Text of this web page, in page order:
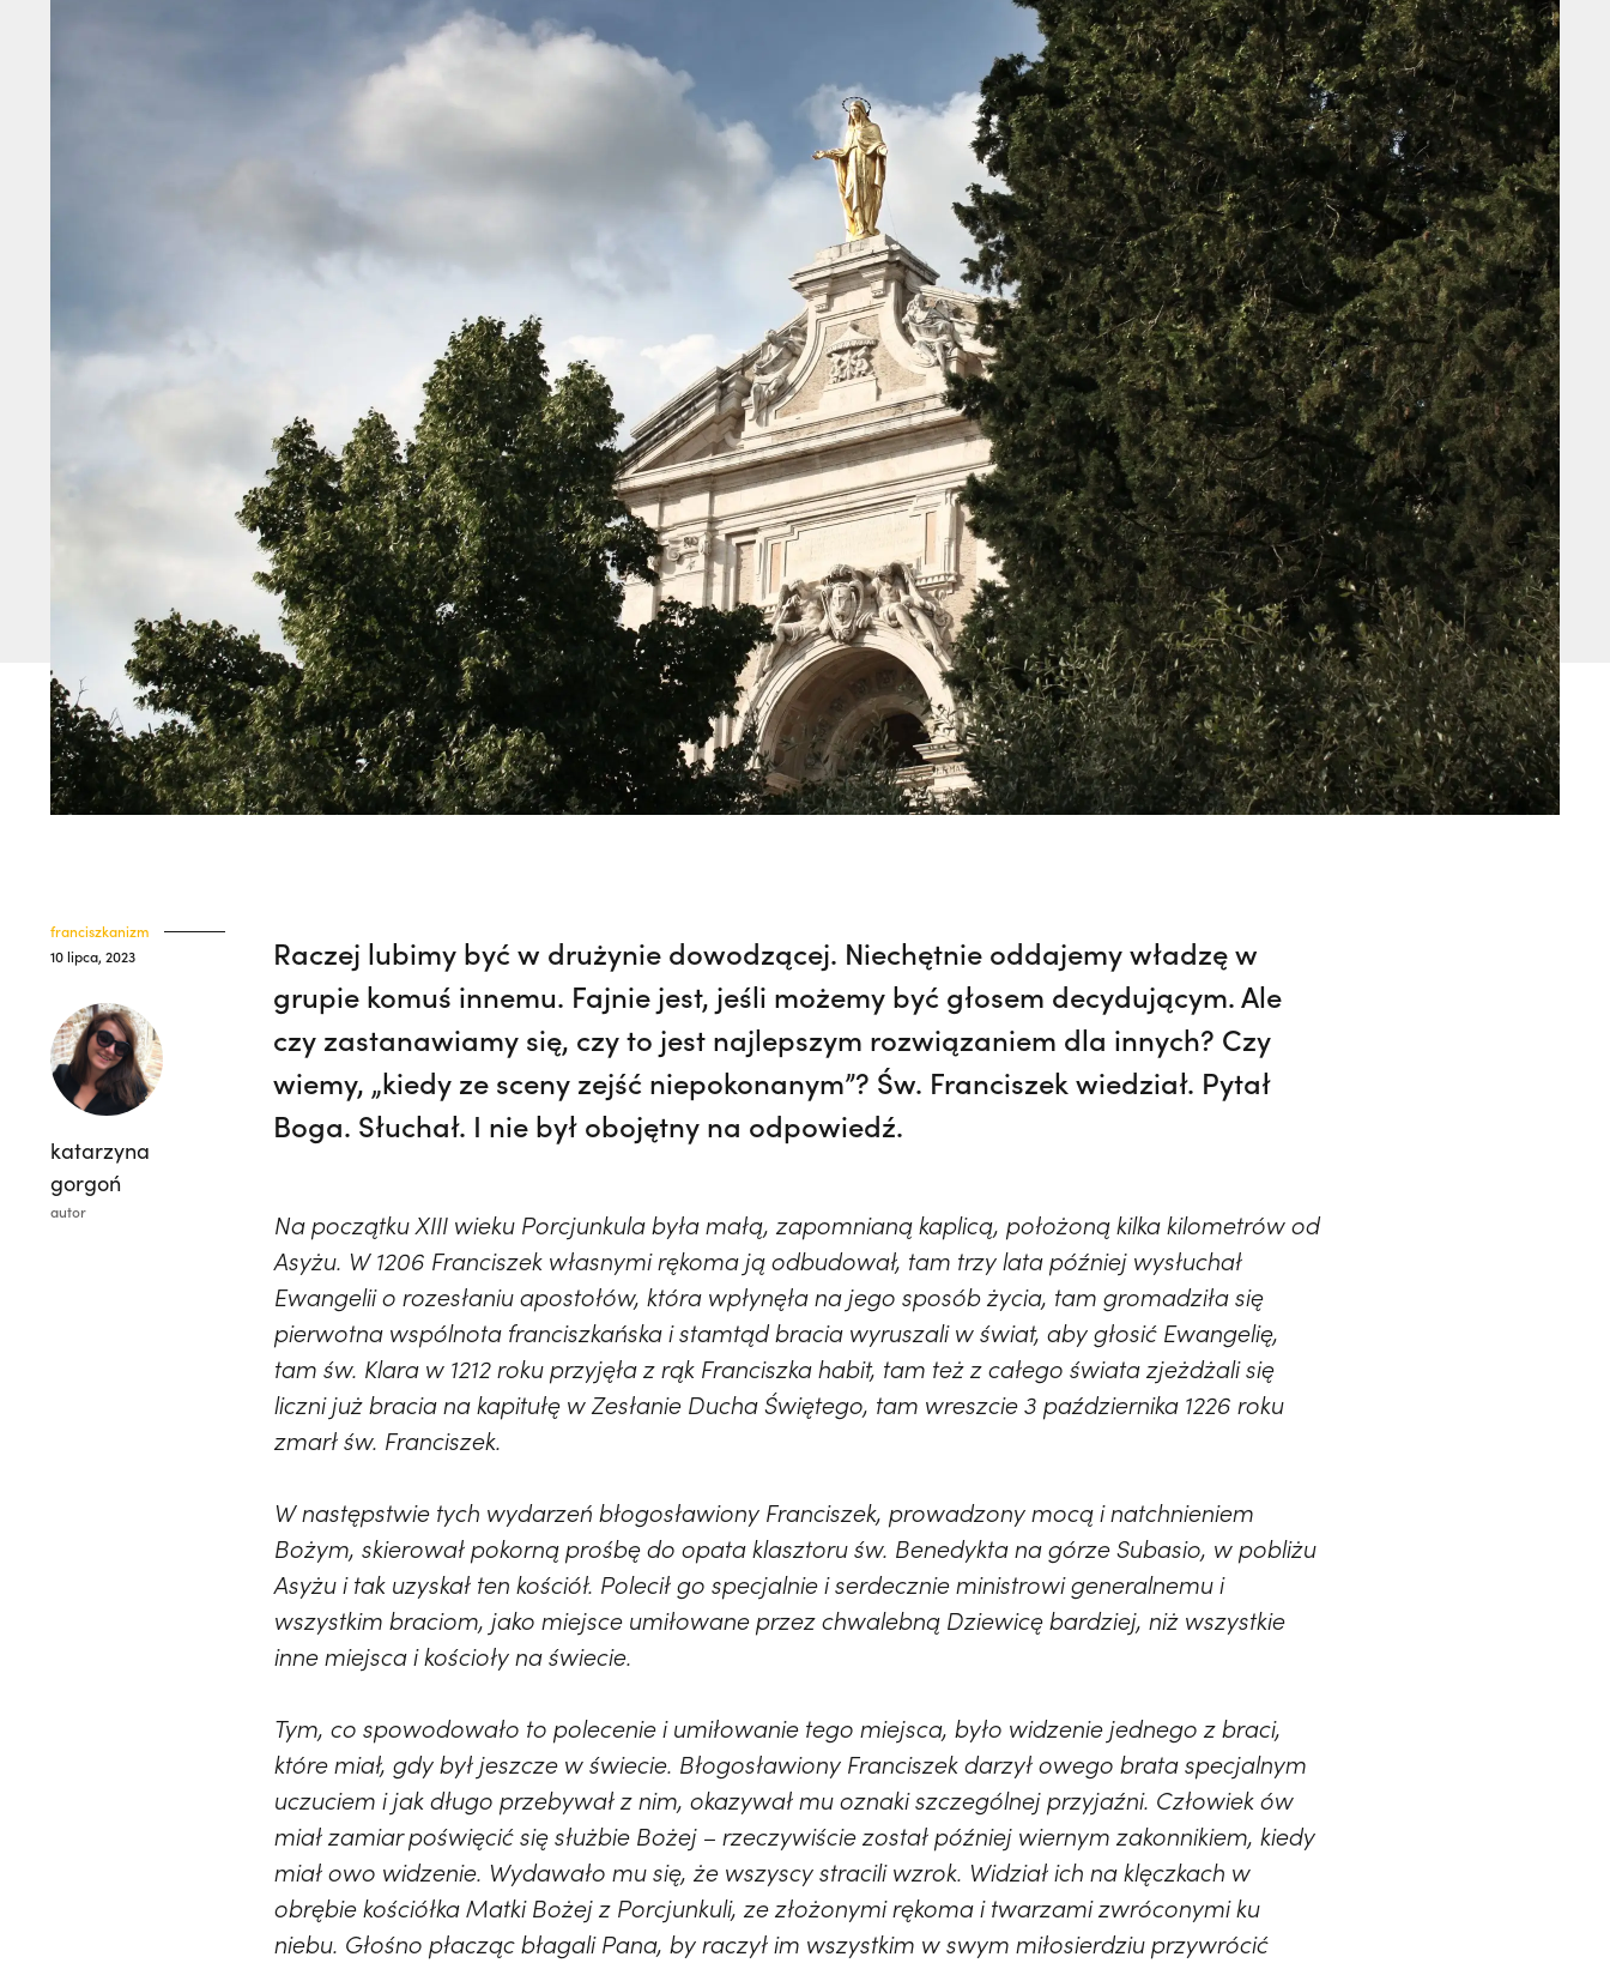
franciszkanizm
10 lipca, 2023
katarzyna
gorgoń
autor
Raczej lubimy być w drużynie dowodzącej. Niechętnie oddajemy władzę w
grupie komuś innemu. Fajnie jest, jeśli możemy być głosem decydującym. Ale
czy zastanawiamy się, czy to jest najlepszym rozwiązaniem dla innych? Czy
wiemy, „kiedy ze sceny zejść niepokonanym”? Św. Franciszek wiedział. Pytał
Boga. Słuchał. I nie był obojętny na odpowiedź.
Na początku XIII wieku Porcjunkula była małą, zapomnianą kaplicą, położoną kilka kilometrów od
Asyżu. W 1206 Franciszek własnymi rękoma ją odbudował, tam trzy lata później wysłuchał
Ewangelii o rozesłaniu apostołów, która wpłynęła na jego sposób życia, tam gromadziła się
pierwotna wspólnota franciszkańska i stamtąd bracia wyruszali w świat, aby głosić Ewangelię,
tam św. Klara w 1212 roku przyjęła z rąk Franciszka habit, tam też z całego świata zjeżdżali się
liczni już bracia na kapitułę w Zesłanie Ducha Świętego, tam wreszcie 3 października 1226 roku
zmarł św. Franciszek.
W następstwie tych wydarzeń błogosławiony Franciszek, prowadzony mocą i natchnieniem
Bożym, skierował pokorną prośbę do opata klasztoru św. Benedykta na górze Subasio, w pobliżu
Asyżu i tak uzyskał ten kościół. Polecił go specjalnie i serdecznie ministrowi generalnemu i
wszystkim braciom, jako miejsce umiłowane przez chwalebną Dziewicę bardziej, niż wszystkie
inne miejsca i kościoły na świecie.
Tym, co spowodowało to polecenie i umiłowanie tego miejsca, było widzenie jednego z braci,
które miał, gdy był jeszcze w świecie. Błogosławiony Franciszek darzył owego brata specjalnym
uczuciem i jak długo przebywał z nim, okazywał mu oznaki szczególnej przyjaźni. Człowiek ów
miał zamiar poświęcić się służbie Bożej – rzeczywiście został później wiernym zakonnikiem, kiedy
miał owo widzenie. Wydawało mu się, że wszyscy stracili wzrok. Widział ich na klęczkach w
obrębie kościółka Matki Bożej z Porcjunkuli, ze złożonymi rękoma i twarzami zwróconymi ku
niebu. Głośno płacząc błagali Pana, by raczył im wszystkim w swym miłosierdziu przywrócić